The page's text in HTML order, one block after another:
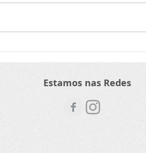
vai à França criar espetáculo
Estamos nas Redes